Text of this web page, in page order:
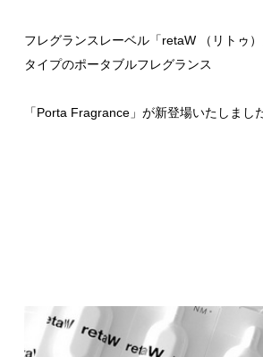
フレグランスレーベル「retaW （リトゥ
タイプのポータブルフレグランス
「Porta Fragrance」が新登場いたしまし